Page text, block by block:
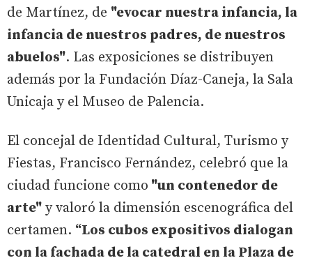
de Martínez, de "evocar nuestra infancia, la
infancia de nuestros padres, de nuestros
abuelos". Las exposiciones se distribuyen
además por la Fundación Díaz-Caneja, la Sala
Unicaja y el Museo de Palencia.
El concejal de Identidad Cultural, Turismo y
Fiestas, Francisco Fernández, celebró que la
ciudad funcione como "un contenedor de
arte" y valoró la dimensión escenográfica del
certamen. “Los cubos expositivos dialogan
con la fachada de la catedral en la Plaza de